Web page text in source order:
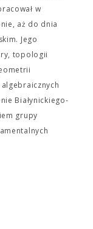
w
aż do dnia
Jego
topologii
Białynickiego-
grupy